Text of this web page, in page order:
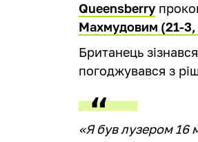
Queensberry
Махмудовим (21-3,
Британець
погоджувався з
«Я був лузером 16